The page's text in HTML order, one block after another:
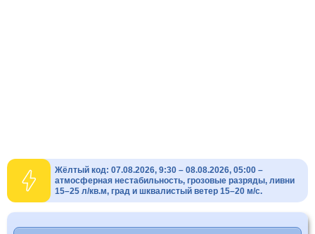
Жёлтый код: 07.08.2026, 9:30 – 08.08.2026, 05:00 –
атмосферная нестабильность, грозовые разряды, ливни
15–25 л/кв.м, град и шквалистый ветер 15–20 м/с.